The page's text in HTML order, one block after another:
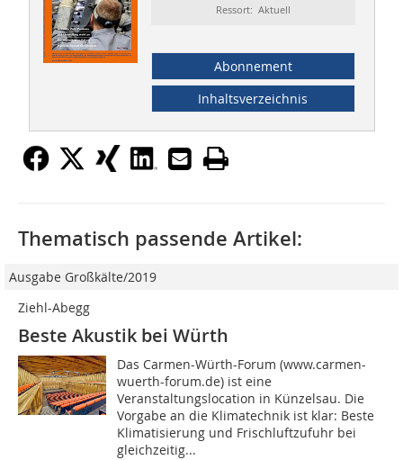
Ressort: Aktuell
Abonnement
Inhaltsverzeichnis
Thematisch passende Artikel:
Ausgabe Großkälte/2019
Ziehl-Abegg
Beste Akustik bei Würth
Das Carmen-Würth-Forum (www.carmen-
wuerth-forum.de) ist eine
Veranstaltungslocation in Künzelsau. Die
Vorgabe an die Klimatechnik ist klar: Beste
Klimatisierung und Frischluftzufuhr bei
gleichzeitig...